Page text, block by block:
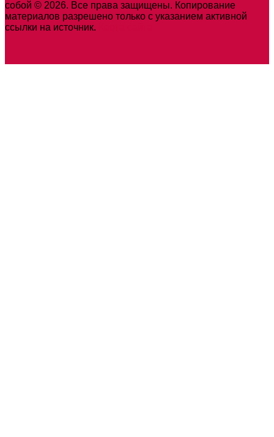
собой © 2026. Все права защищены. Копирование
материалов разрешено только с указанием активной
ссылки на источник.